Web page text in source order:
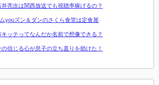
亮次は関西放送でも視聴率稼げるの？
youズン＆ダンのさくら食堂は定食屋
ッテってなんだか名前で想像できる？
信じる心が息子の立ち直りを助けた！